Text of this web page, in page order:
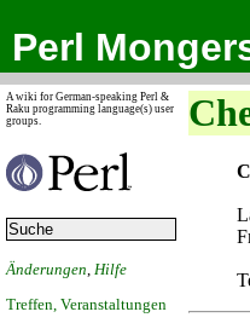
Perl
A wiki for German-speaking Perl &
Raku programming language(s) user
groups.
Änderungen Hilfe
Treffen, Veranstaltungen